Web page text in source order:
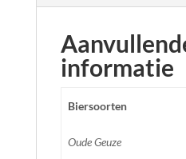
informatie
Biersoorten
Oude Geuze